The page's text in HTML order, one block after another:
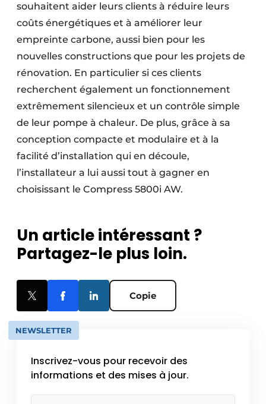
souhaitent aider leurs clients à réduire leurs
coûts énergétiques et à améliorer leur
empreinte carbone, aussi bien pour les
nouvelles constructions que pour les projets de
rénovation. En particulier si ces clients
recherchent également un fonctionnement
extrêmement silencieux et un contrôle simple
de leur pompe à chaleur. De plus, grâce à sa
conception compacte et modulaire et à la
facilité d’installation qui en découle,
l’installateur a lui aussi tout à gagner en
choisissant le Compress 5800i AW.
Un article intéressant ?
Partagez-le plus loin.
Copie
NEWSLETTER
Inscrivez-vous pour recevoir des
informations et des mises à jour.